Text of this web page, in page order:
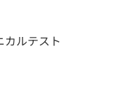
ルテスト